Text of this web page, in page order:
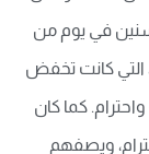
في يوم من
التي كانت تخفض
كما كان
ويصفهم